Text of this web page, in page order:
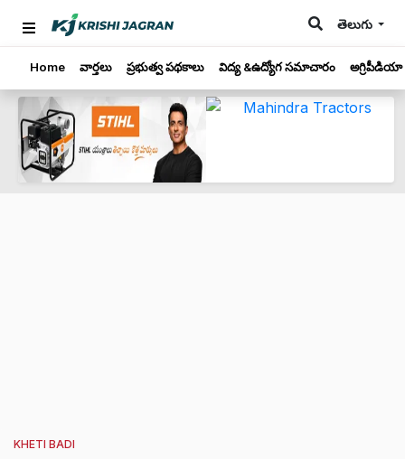
తెలుగు
Home వార్తలు ప్రభుత్వ పథకాలు విద్య &ఉద్యోగ సమాచారం అగ్రిపీడియా
KHETI BADI